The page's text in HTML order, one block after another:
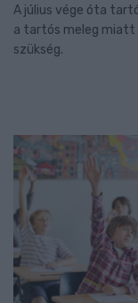
A július vége óta
a tartós meleg
szükség.